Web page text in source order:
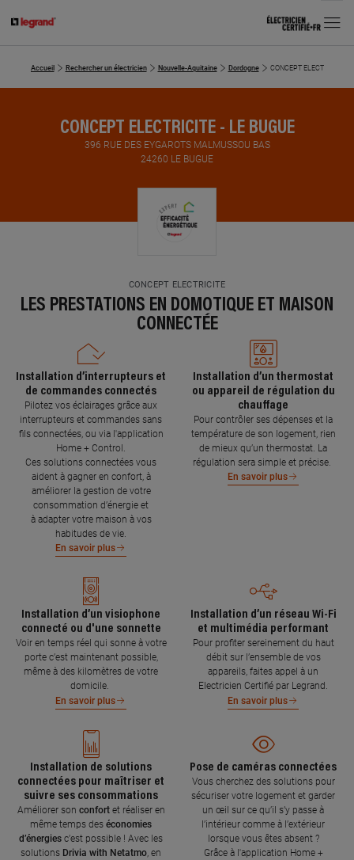
MENU
Accueil Rechercher un électricien Nouvelle-Aquitaine Dordogne CONCEPT ELECTRICITE
CONCEPT ELECTRICITE - LE BUGUE
396 RUE DES EYGAROTS MALMUSSOU BAS
24260 LE BUGUE
CONCEPT ELECTRICITE
LES PRESTATIONS EN DOMOTIQUE ET MAISON
CONNECTÉE
Installation d’interrupteurs et
de commandes connectés
Pilotez vos éclairages grâce aux
interrupteurs et commandes sans
fils connectées, ou via l'application
Home + Control.
Ces solutions connectées vous
aident à gagner en confort, à
améliorer la gestion de votre
consommation d’énergie et
à adapter votre maison à vos
habitudes de vie.
En savoir plus
Installation d’un thermostat
ou appareil de régulation du
chauffage
Pour contrôler ses dépenses et la
température de son logement, rien
de mieux qu’un thermostat. La
régulation sera simple et précise.
En savoir plus
Installation d’un visiophone
connecté ou d'une sonnette
Voir en temps réel qui sonne à votre
porte c’est maintenant possible,
même à des kilomètres de votre
domicile.
En savoir plus
Installation d’un réseau Wi-Fi
et multimédia performant
Pour profiter sereinement du haut
débit sur l’ensemble de vos
appareils, faites appel à un
Electricien Certifié par Legrand.
En savoir plus
Installation de solutions
connectées pour maîtriser et
suivre ses consommations
Améliorer son confort et réaliser en
même temps des économies
d’énergies c’est possible ! Avec les
solutions Drivia with Netatmo , en
Pose de caméras connectées
Vous cherchez des solutions pour
sécuriser votre logement et garder
un œil sur ce qu’il s’y passe à
l’intérieur comme à l’extérieur
lorsque vous êtes absent ?
Grâce à l'application Home +